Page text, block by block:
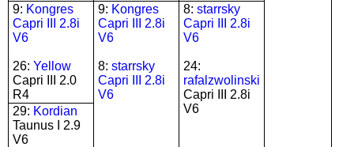
9: Kongres
Capri III 2.8i
V6
26: Yellow
Capri III 2.0
R4
9: Kongres
Capri III 2.8i
V6
8: starrsky
Capri III 2.8i
V6
8: starrsky
Capri III 2.8i
V6
24:
rafalzwolinski
Capri III 2.8i
V6
29: Kordian
Taunus I 2.9
V6